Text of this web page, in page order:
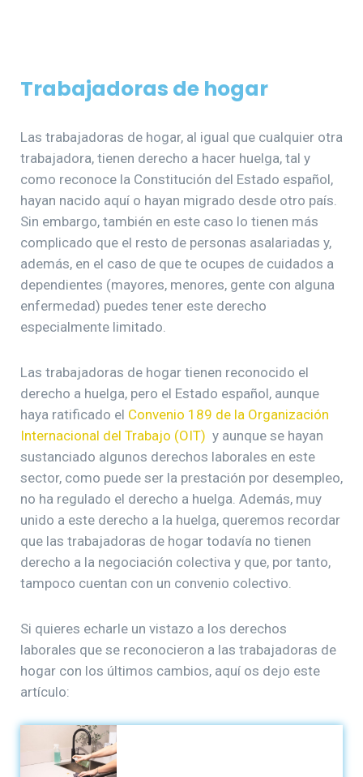
Trabajadoras de hogar
Las trabajadoras de hogar, al igual que cualquier otra
trabajadora, tienen derecho a hacer huelga, tal y
como reconoce la Constitución del Estado español,
hayan nacido aquí o hayan migrado desde otro país.
Sin embargo, también en este caso lo tienen más
complicado que el resto de personas asalariadas y,
además, en el caso de que te ocupes de cuidados a
dependientes (mayores, menores, gente con alguna
enfermedad) puedes tener este derecho
especialmente limitado.
Las trabajadoras de hogar tienen reconocido el
derecho a huelga, pero el Estado español, aunque
haya ratificado el Convenio 189 de la Organización
Internacional del Trabajo (OIT) y aunque se hayan
sustanciado algunos derechos laborales en este
sector, como puede ser la prestación por desempleo,
no ha regulado el derecho a huelga. Además, muy
unido a este derecho a la huelga, queremos recordar
que las trabajadoras de hogar todavía no tienen
derecho a la negociación colectiva y que, por tanto,
tampoco cuentan con un convenio colectivo.
Si quieres echarle un vistazo a los derechos
laborales que se reconocieron a las trabajadoras de
hogar con los últimos cambios, aquí os dejo este
artículo: